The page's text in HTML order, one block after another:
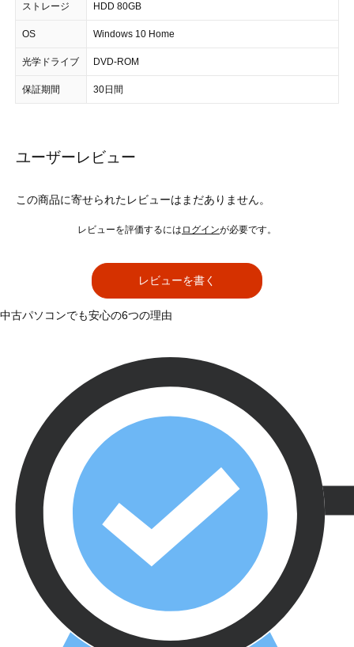
ストレージ HDD 80GB
OS Windows 10 Home
光学ドライブ DVD-ROM
保証期間 30日間
ユーザーレビュー
この商品に寄せられたレビューはまだありません。
レビューを評価するには ログインが必要です。
レビューを書く
中古パソコンでも安心の6つの理由